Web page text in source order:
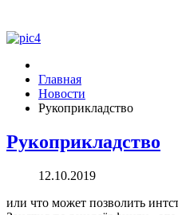
Главная
Новости
Рукоприкладство
Рукоприкладство
12.10.2019
или что может позволить